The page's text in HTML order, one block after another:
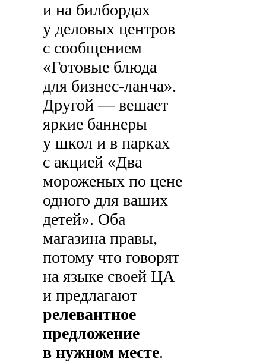
и на билбордах
у деловых центров
с сообщением
«Готовые блюда
для бизнес-ланча».
Другой — вешает
яркие баннеры
у школ и в парках
с акцией «Два
мороженых по цене
одного для ваших
детей». Оба
магазина правы,
потому что говорят
на языке своей ЦА
и предлагают
релевантное
предложение
в нужном месте.